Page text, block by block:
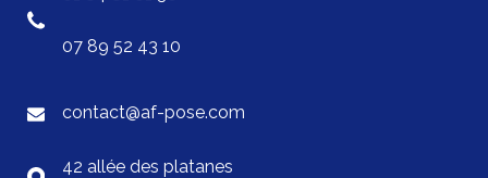
07 89 52 43 10
contact@af-pose.com
42 allée des platanes